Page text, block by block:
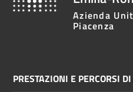
Azienda
Piacenza
PRESTAZIONI E PERCORSI